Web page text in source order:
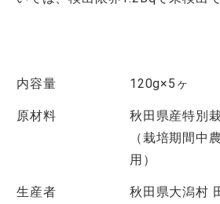
内容量 120g×5ヶ
原材料
秋田県産特別
（栽培期間中
用）
生産者 秋田県大潟村